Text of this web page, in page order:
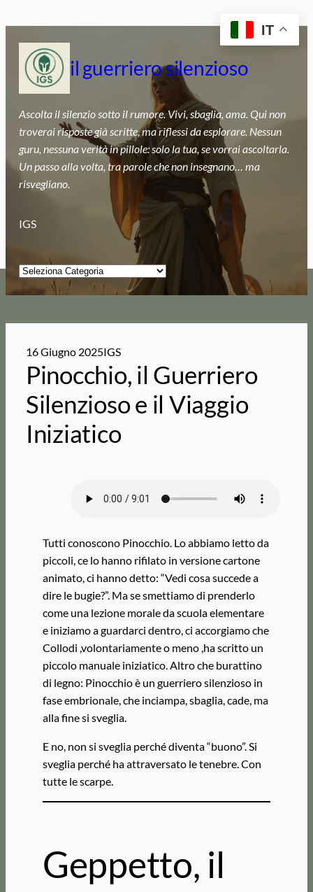
contenuto
il guerriero silenzioso
Ascolta il silenzio sotto il rumore. Vivi, sbaglia, ama. Qui non
troverai risposte già scritte, ma riflessi da esplorare. Nessun
guru, nessuna verità in pillole: solo la tua, se vorrai ascoltarla.
Un passo alla volta, tra parole che non insegnano… ma
risvegliano.
IGS
Categorie
16 Giugno 2025IGS
Pinocchio, il Guerriero
Silenzioso e il Viaggio
Iniziatico
Tutti conoscono Pinocchio. Lo abbiamo letto da
piccoli, ce lo hanno rifilato in versione cartone
animato, ci hanno detto: “Vedi cosa succede a
dire le bugie?”. Ma se smettiamo di prenderlo
come una lezione morale da scuola elementare
e iniziamo a guardarci dentro, ci accorgiamo che
Collodi ,volontariamente o meno ,ha scritto un
piccolo manuale iniziatico. Altro che burattino
di legno: Pinocchio è un guerriero silenzioso in
fase embrionale, che inciampa, sbaglia, cade, ma
alla fine si sveglia.
E no, non si sveglia perché diventa “buono”. Si
sveglia perché ha attraversato le tenebre. Con
tutte le scarpe.
Geppetto, il
IT